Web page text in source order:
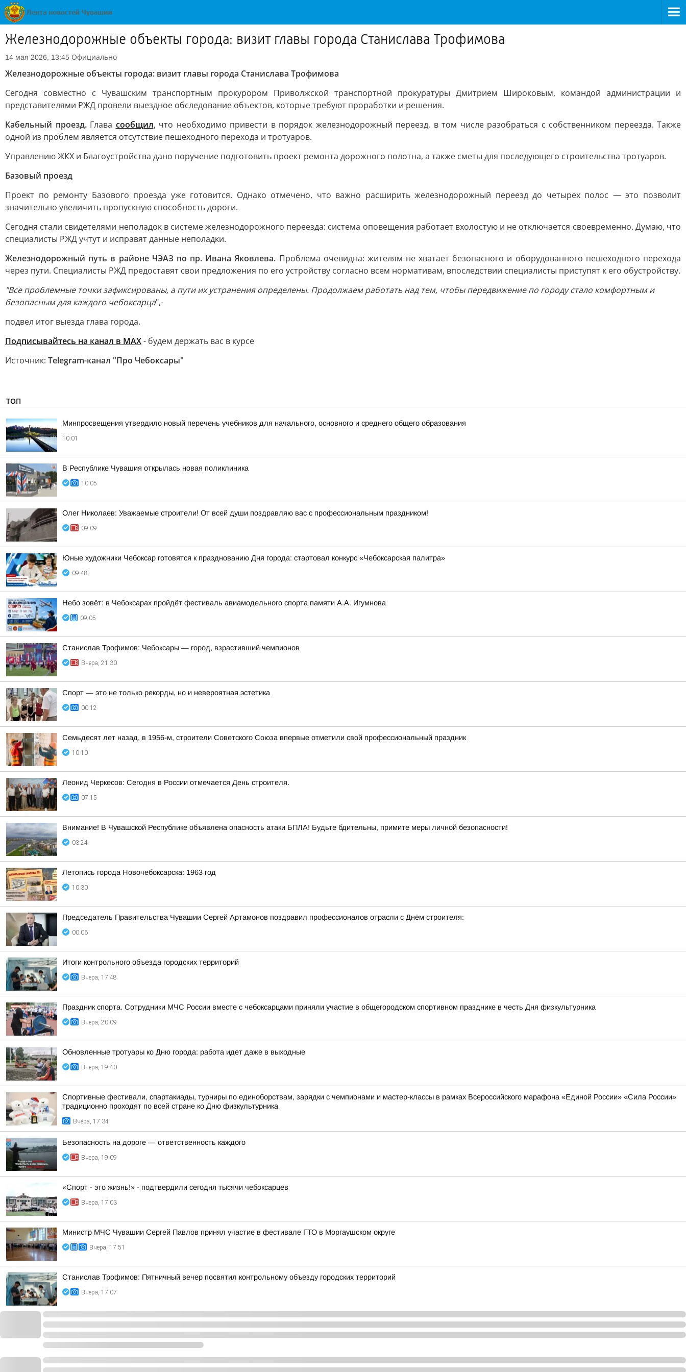
Железнодорожные объекты города: визит главы города Станислава Трофимова
14 мая 2026, 13:45 Официально
Железнодорожные объекты города: визит главы города Станислава Трофимова
Сегодня совместно с Чувашским транспортным прокурором Приволжской транспортной прокуратуры Дмитрием Широковым, командой администрации и
представителями РЖД провели выездное обследование объектов, которые требуют проработки и решения.
Кабельный проезд. Глава сообщил, что необходимо привести в порядок железнодорожный переезд, в том числе разобраться с собственником переезда. Также
одной из проблем является отсутствие пешеходного перехода и тротуаров.
Управлению ЖКХ и Благоустройства дано поручение подготовить проект ремонта дорожного полотна, а также сметы для последующего строительства тротуаров.
Базовый проезд
Проект по ремонту Базового проезда уже готовится. Однако отмечено, что важно расширить железнодорожный переезд до четырех полос — это позволит
значительно увеличить пропускную способность дороги.
Сегодня стали свидетелями неполадок в системе железнодорожного переезда: система оповещения работает вхолостую и не отключается своевременно. Думаю, что
специалисты РЖД учтут и исправят данные неполадки.
Железнодорожный путь в районе ЧЭАЗ по пр. Ивана Яковлева. Проблема очевидна: жителям не хватает безопасного и оборудованного пешеходного перехода
через пути. Специалисты РЖД предоставят свои предложения по его устройству согласно всем нормативам, впоследствии специалисты приступят к его обустройству.
"Все проблемные точки зафиксированы, а пути их устранения определены. Продолжаем работать над тем, чтобы передвижение по городу стало комфортным и
безопасным для каждого чебоксарца",-
подвел итог выезда глава города.
Подписывайтесь на канал в МАХ- будем держать вас в курсе
Источник: Telegram-канал "Про Чебоксары"
ТОП
Минпросвещения утвердило новый перечень учебников для начального, основного и среднего общего образования
10:01
В Республике Чувашия открылась новая поликлиника
10:05
Олег Николаев: Уважаемые строители! От всей души поздравляю вас с профессиональным праздником!
09:09
Юные художники Чебоксар готовятся к празднованию Дня города: стартовал конкурс «Чебоксарская палитра»
09:48
Небо зовёт: в Чебоксарах пройдёт фестиваль авиамодельного спорта памяти А.А. Игумнова
09:05
Станислав Трофимов: Чебоксары — город, взрастивший чемпионов
Вчера, 21:30
Спорт — это не только рекорды, но и невероятная эстетика
00:12
Семьдесят лет назад, в 1956-м, строители Советского Союза впервые отметили свой профессиональный праздник
10:10
Леонид Черкесов: Сегодня в России отмечается День строителя.
07:15
Внимание! В Чувашской Республике объявлена опасность атаки БПЛА! Будьте бдительны, примите меры личной безопасности!
03:24
Летопись города Новочебоксарска: 1963 год
10:30
Председатель Правительства Чувашии Сергей Артамонов поздравил профессионалов отрасли с Днём строителя:
00:06
Итоги контрольного объезда городских территорий
Вчера, 17:48
Праздник спорта. Сотрудники МЧС России вместе с чебоксарцами приняли участие в общегородском спортивном празднике в честь Дня физкультурника
Вчера, 20:09
Обновленные тротуары ко Дню города: работа идет даже в выходные
Вчера, 19:40
Спортивные фестивали, спартакиады, турниры по единоборствам, зарядки с чемпионами и мастер-классы в рамках Всероссийского марафона «Единой России» «Сила России»
традиционно проходят по всей стране ко Дню физкультурника
Вчера, 17:34
Безопасность на дороге — ответственность каждого
Вчера, 19:09
«Спорт - это жизнь!» - подтвердили сегодня тысячи чебоксарцев
Вчера, 17:03
Министр МЧС Чувашии Сергей Павлов принял участие в фестивале ГТО в Моргаушском округе
Вчера, 17:51
Станислав Трофимов: Пятничный вечер посвятил контрольному объезду городских территорий
Вчера, 17:07